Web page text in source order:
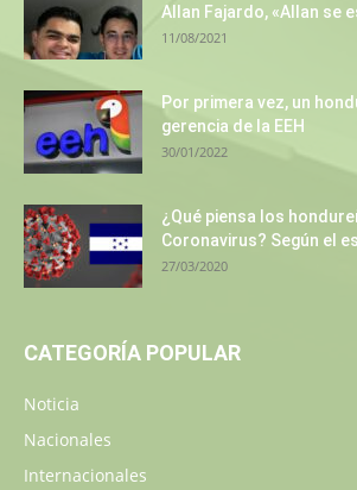
Allan Fajardo, «Allan se
11/08/2021
Por primera vez, un
gerencia de la EEH
30/01/2022
¿Qué piensa los
Coronavirus? Según el
27/03/2020
CATEGORÍA POPULAR
Noticia
Nacionales
Internacionales